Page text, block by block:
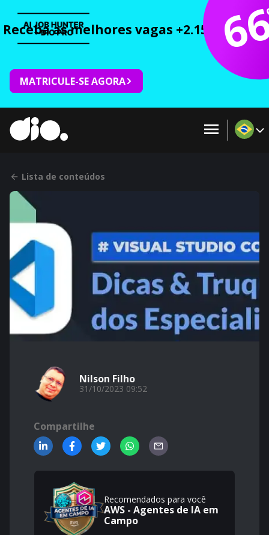
Receba as melhores vagas +2.150 cursos
MATRICULE-SE AGORA
Lista de conteúdos
Nilson Filho
31/10/2023 09:52
Compartilhe
Recomendados para você
AWS - Agentes de IA em
Campo